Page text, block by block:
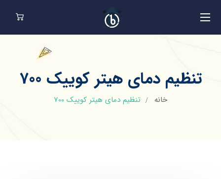
تنظیم دمای هیتر کوییک 700
خانه تنظیم دمای هیتر کوییک 700